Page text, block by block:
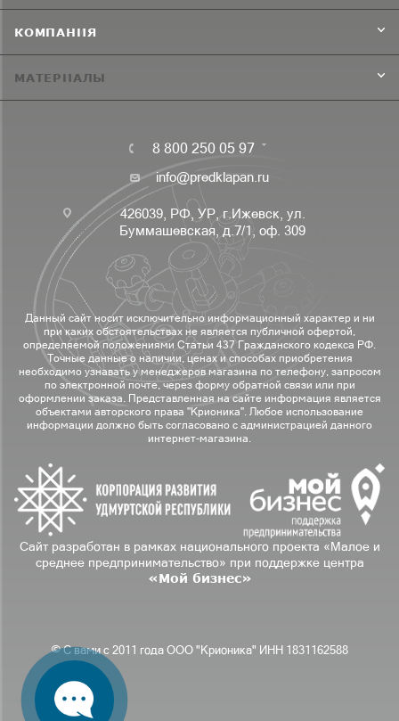
КОМПАНИЯ
МАТЕРИАЛЫ
8 800 250 05 97
info@predklapan.ru
426039, РФ, УР, г.Ижевск, ул.
Буммашевская, д.7/1, оф. 309
Данный сайт носит исключительно информационный характер и ни
при каких обстоятельствах не является публичной офертой,
определяемой положениями Статьи 437 Гражданского кодекса РФ.
Точные данные о наличии, ценах и способах приобретения
необходимо узнавать у менеджеров магазина по телефону, запросом
по электронной почте, через форму обратной связи или при
оформлении заказа. Представленная на сайте информация является
объектами авторского права "Крионика". Любое использование
информации должно быть согласовано с администрацией данного
интернет-магазина.
Сайт разработан в рамках национального проекта «Малое и
среднее предпринимательство» при поддержке центра
«Мой бизнес»
© С вами с 2011 года ООО "Крионика" ИНН 1831162588